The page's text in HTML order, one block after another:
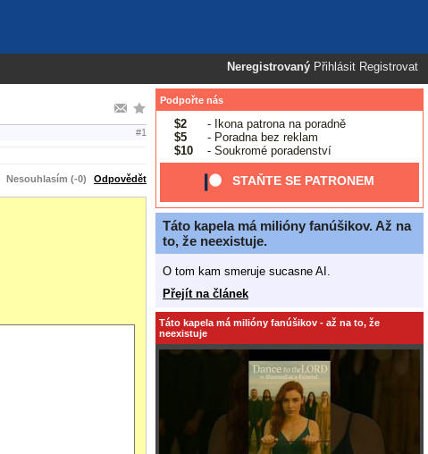
Neregistrovaný Přihlásit Registrovat
#1
Nesouhlasím (-0) Odpovědět
Podpořte nás
$2
- Ikona patrona na poradně
$5
- Poradna bez reklam
$10
- Soukromé poradenství
STAŇTE SE PATRONEM
Táto kapela má milióny fanúšikov. Až na
to, že neexistuje.
O tom kam smeruje sucasne AI.
Přejít na článek
Táto kapela má milióny fanúšikov - až na to, že
neexistuje